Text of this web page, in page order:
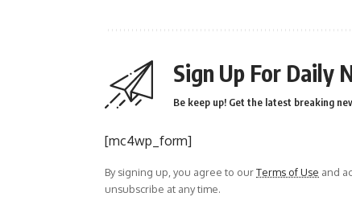
Sign Up For Daily
Be keep up! Get the latest breaking
[mc4wp_form]
By signing up, you agree to ourTerms of Use and
unsubscribe at any time.